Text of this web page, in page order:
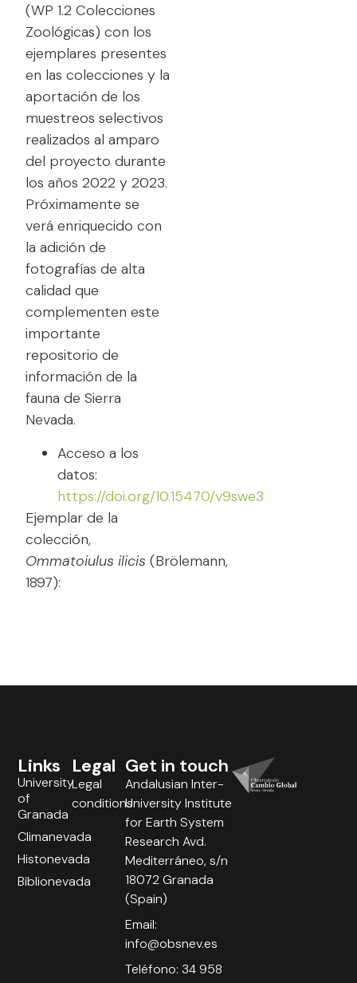
(WP 1.2 Colecciones
Zoológicas) con los
ejemplares presentes
en las colecciones y la
aportación de los
muestreos selectivos
realizados al amparo
del proyecto durante
los años 2022 y 2023.
Próximamente se
verá enriquecido con
la adición de
fotografías de alta
calidad que
complementen este
importante
repositorio de
información de la
fauna de Sierra
Nevada.
Acceso a los
datos:
https://doi.org/10.15470/v9swe3
Ejemplar de la
colección,
Ommatoiulus ilicis(Brölemann,
1897):
Legal
Legal
conditions
Links
University
of
Granada
Climanevada
Histonevada
Biblionevada
Get in touch
Andalusian Inter-
University Institute
for Earth System
Research Avd.
Mediterráneo, s/n
18072 Granada
(Spain)
Email:
info@obsnev.es
Teléfono: 34 958